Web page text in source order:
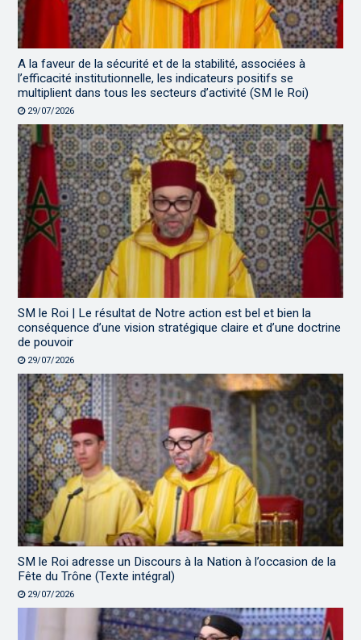
A la faveur de la sécurité et de la stabilité, associées à
l’efficacité institutionnelle, les indicateurs positifs se
multiplient dans tous les secteurs d’activité (SM le Roi)
29/07/2026
SM le Roi | Le résultat de Notre action est bel et bien la
conséquence d’une vision stratégique claire et d’une doctrine
de pouvoir
29/07/2026
SM le Roi adresse un Discours à la Nation à l’occasion de la
Fête du Trône (Texte intégral)
29/07/2026